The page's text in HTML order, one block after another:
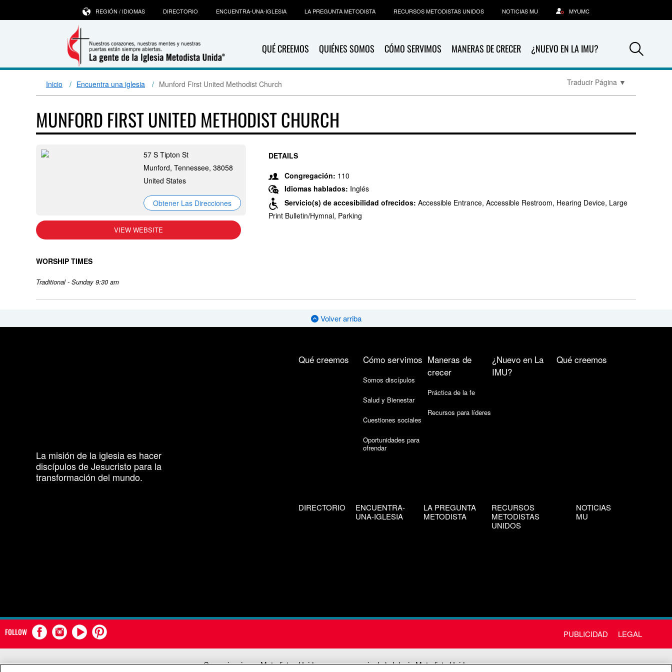
QUÉ CREEMOS QUIÉNES SOMOS CÓMO SERVIMOS MANERAS DE CRECER ¿NUEVO EN LA IMU?
REGIÓN / IDIOMAS DIRECTORIO ENCUENTRA-UNA-IGLESIA LA PREGUNTA METODISTA RECURSOS METODISTAS UNIDOS NOTICIAS MU MYUMC
Inicio Encuentra una iglesia Munford First United Methodist Church Traducir Página ▼
MUNFORD FIRST UNITED METHODIST CHURCH
57 S Tipton St
Munford, Tennessee, 38058
United States
Obtener Las Direcciones
VIEW WEBSITE
WORSHIP TIMES
Traditional - Sunday 9:30 am
DETAILS
Congregación: 110
Idiomas hablados: Inglés
Servicio(s) de accesibilidad ofrecidos: Accessible Entrance, Accessible Restroom, Hearing Device, Large
Print Bulletin/Hymnal, Parking
Volver arriba
La misión de la iglesia es hacer
discípulos de Jesucristo para la
transformación del mundo.
Qué creemos Cómo servimos
Somos discípulos
Salud y Bienestar
Cuestiones sociales
Oportunidades para
ofrendar
Maneras de
crecer
Práctica de la fe
Recursos para líderes
¿Nuevo en La
IMU?
Qué creemos
DIRECTORIO
ENCUENTRA-
UNA-IGLESIA
LA PREGUNTA
METODISTA
RECURSOS
METODISTAS
UNIDOS
NOTICIAS
MU
FOLLOW PUBLICIDAD LEGAL
Comunicaciones Metodistas Unidas es una agencia de la Iglesia Metodista Unida